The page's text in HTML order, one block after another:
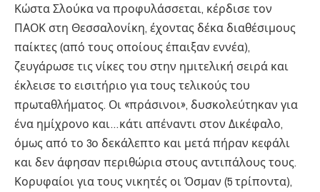
Κώστα Σλούκα να προφυλάσσεται, κέρδισε τον
ΠΑΟΚ στη Θεσσαλονίκη, έχοντας δέκα διαθέσιμους
παίκτες (από τους οποίους έπαιξαν εννέα),
ζευγάρωσε τις νίκες του στην ημιτελική σειρά και
έκλεισε το εισιτήριο για τους τελικούς του
πρωταθλήματος. Οι «πράσινοι», δυσκολεύτηκαν για
ένα ημίχρονο και…κάτι απέναντι στον Δικέφαλο,
όμως από το 3ο δεκάλεπτο και μετά πήραν κεφάλι
και δεν άφησαν περιθώρια στους αντιπάλους τους.
Κορυφαίοι για τους νικητές οι Όσμαν (5 τρίποντα),